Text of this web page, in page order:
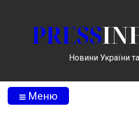
PRESS
Новини України
Меню